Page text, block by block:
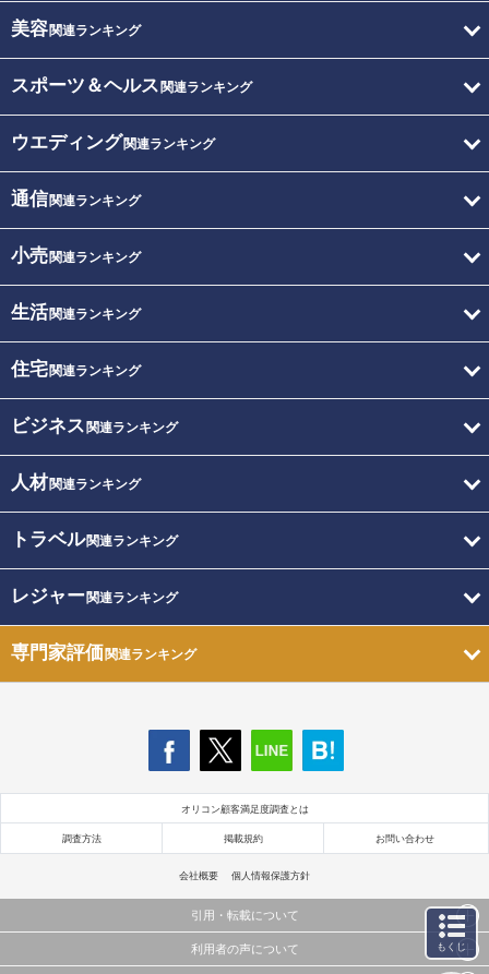
美容関連ランキング
スポーツ＆ヘルス 関連ランキング
ウエディング関連ランキング
通信関連ランキング
小売関連ランキング
生活関連ランキング
住宅関連ランキング
ビジネス 関連ランキング
人材関連ランキング
トラベル関連ランキング
レジャー関連ランキング
専門家評価関連ランキング
オリコン顧客満足度調査とは
調査方法 掲載規約 お問い合わせ
会社概要 個人情報保護方針
引用・転載について
当サイトで公開されている情報（文字、写真、イラスト、画像データ等）及びこれらの配置・
利用者の声について もくじ